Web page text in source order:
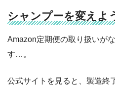
シャンプーを変えよ
Amazon定期便の取り扱いが
す…。
公式サイトを見ると、製造終